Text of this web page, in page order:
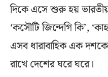
দিকে এসে শুরু হয়
‘কসৌটি জিন্দেগি কি’,
এসব ধারাবাহিক এক
রাখে দেশের ঘরে ঘরে।